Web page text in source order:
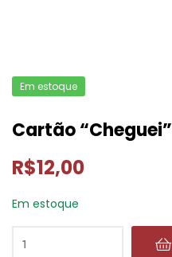
Em estoque
Cartão “Cheguei”
R$12,00
Em estoque